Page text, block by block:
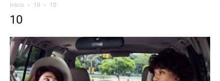
Inicio 10 10
10